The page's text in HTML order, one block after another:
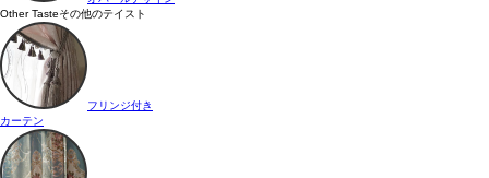
Other Tasteその他のテイスト
フリンジ付き
カーテン